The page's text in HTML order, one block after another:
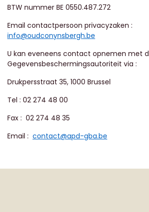
BTW nummer BE 0550.487.272
Email contactpersoon privacyzaken :
info@oudconynsbergh.be
U kan eveneens contact opnemen met
Gegevensbeschermingsautoriteit via :
Drukpersstraat 35, 1000 Brussel
Tel : 02 274 48 00
Fax : 02 274 48 35
Email : contact@apd-gba.be